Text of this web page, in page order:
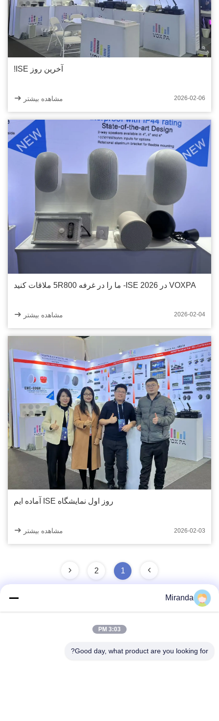
آخرين روز ISE!
2026-02-06 مشاهده بیشتر
VOXPA در ISE 2026- ما را در غرفه 5R800 ملاقات کنید
2026-02-04 مشاهده بیشتر
روز اول نمايشگاه ISE آماده ايم
2026-02-03 مشاهده بیشتر
1
2
آدرس
Miranda
3:03 PM
Good day, what product are you looking for?